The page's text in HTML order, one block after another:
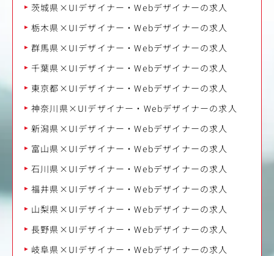
茨城県×UIデザイナー・Webデザイナーの求人
栃木県×UIデザイナー・Webデザイナーの求人
群馬県×UIデザイナー・Webデザイナーの求人
千葉県×UIデザイナー・Webデザイナーの求人
東京都×UIデザイナー・Webデザイナーの求人
神奈川県×UIデザイナー・Webデザイナーの求人
新潟県×UIデザイナー・Webデザイナーの求人
富山県×UIデザイナー・Webデザイナーの求人
石川県×UIデザイナー・Webデザイナーの求人
福井県×UIデザイナー・Webデザイナーの求人
山梨県×UIデザイナー・Webデザイナーの求人
長野県×UIデザイナー・Webデザイナーの求人
岐阜県×UIデザイナー・Webデザイナーの求人